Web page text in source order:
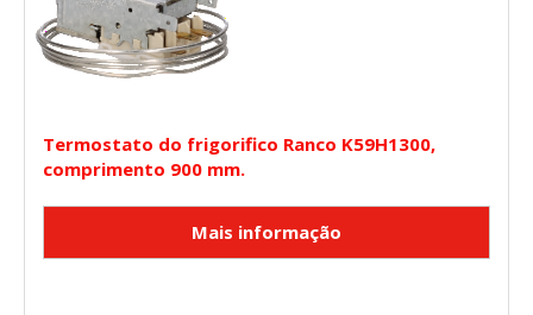
Termostato do frigorifico Ranco K59H1300,
comprimento 900 mm.